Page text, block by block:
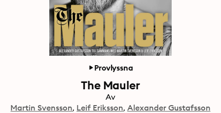
Provlyssna
The Mauler
Av
Martin Svensson Leif Eriksson Alexander Gustafsson